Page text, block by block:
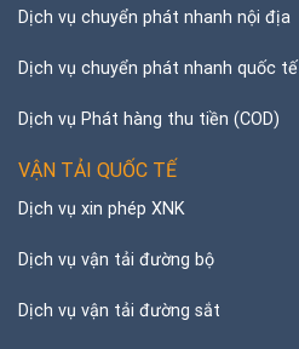
Dịch vụ chuyển phát nhanh nội địa
Dịch vụ chuyển phát nhanh quốc tế
Dịch vụ Phát hàng thu tiền (COD)
VẬN TẢI QUỐC TẾ
Dịch vụ xin phép XNK
Dịch vụ vận tải đường bộ
Dịch vụ vận tải đường sắt